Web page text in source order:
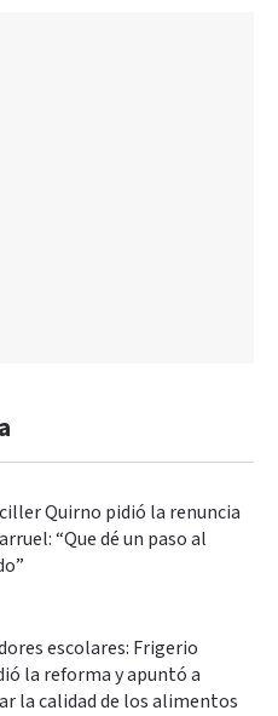
Quirno pidió la renuncia
“Que dé un paso al
escolares: Frigerio
la reforma y apuntó a
la calidad de los alimentos